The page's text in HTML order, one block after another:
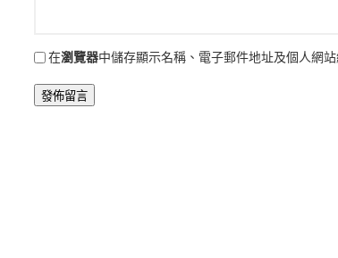
在瀏覽器中儲存顯示名稱、電子郵件地址及個人網